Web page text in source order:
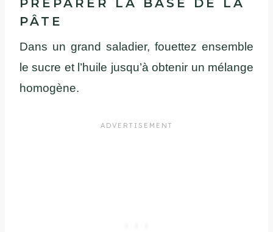
PRÉPARER LA BASE DE LA
PÂTE
Dans un grand saladier, fouettez ensemble
le sucre et l’huile jusqu’à obtenir un mélange
homogène.